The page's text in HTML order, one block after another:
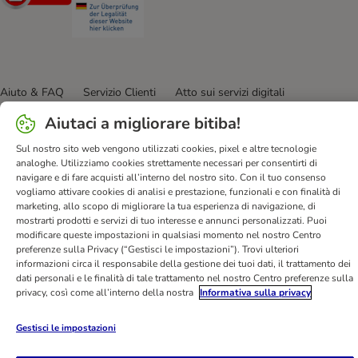
Aiuto & FAQ Servizio Clienti
Atto sui servizi digitali
Condizioni di vendita
Informazioni legali
Privacy
Newsletter
Spese e tempi di consegna
Modulo tipo di recesso
Disposizioni ambientali & smaltimento
Opt-out
Programma fedeltà
Sconti & Vantaggi
Dichiarazione di accessibilità
bitiba GmbH2026
Aiutaci a migliorare bitiba!
Sul nostro sito web vengono utilizzati cookies, pixel e altre tecnologie
analoghe. Utilizziamo cookies strettamente necessari per consentirti di
navigare e di fare acquisti all’interno del nostro sito. Con il tuo consenso
vogliamo attivare cookies di analisi e prestazione, funzionali e con finalità di
marketing, allo scopo di migliorare la tua esperienza di navigazione, di
mostrarti prodotti e servizi di tuo interesse e annunci personalizzati. Puoi
modificare queste impostazioni in qualsiasi momento nel nostro Centro
preferenze sulla Privacy (“Gestisci le impostazioni”). Trovi ulteriori
informazioni circa il responsabile della gestione dei tuoi dati, il trattamento dei
dati personali e le finalità di tale trattamento nel nostro Centro preferenze sulla
privacy, così come all’interno della nostra Informativa sulla privacy
Gestisci le impostazioni